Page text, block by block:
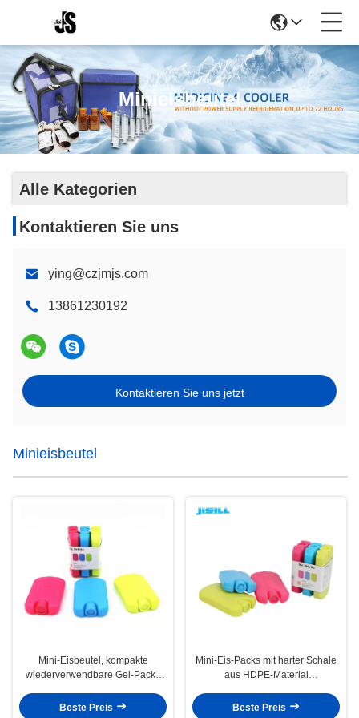
Minieisbeutel
Alle Kategorien
Kontaktieren Sie uns
ying@czjmjs.com
13861230192
Kontaktieren Sie uns jetzt
Minieisbeutel
Mini-Eisbeutel, kompakte
wiederverwendbare Gel-Packs
Materialien für Kühltaschen,
Beste Preis
Mini-Eis-Packs mit harter Schale
aus HDPE-Material
Packs ideal für Mittagsbeutel
Beste Preis